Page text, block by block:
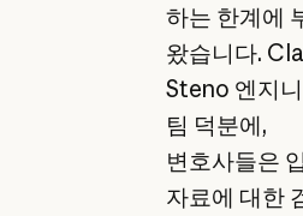
하는 한계에
왔습니다.
Steno 엔지
팀 덕분에,
변호사들은
자료에 대한